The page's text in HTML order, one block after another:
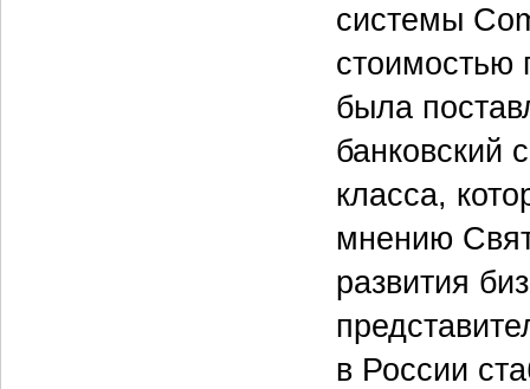
системы
стоимостью
была
банковский
класса,
мнению
развития
в России